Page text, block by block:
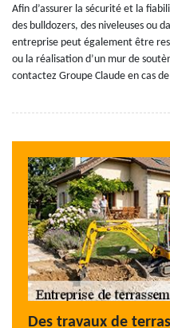
Afin d’assurer la sécurité et la
des bulldozers, des niveleuses ou
entreprise peut également être
ou la réalisation d’un mur de
contactez Groupe Claude en cas
Des travaux de